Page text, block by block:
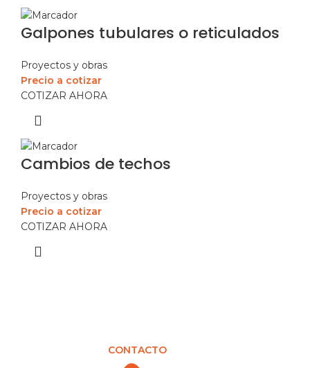
Galpones tubulares o reticulados
Proyectos y obras
Precio a cotizar
COTIZAR AHORA
Cambios de techos
Proyectos y obras
Precio a cotizar
COTIZAR AHORA
CONTACTO